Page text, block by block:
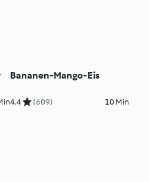
Bananen-Mango-Eis
4.4 (609) 10 Min